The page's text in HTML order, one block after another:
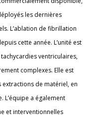
les dernières
L’ablation de fibrillation
cette année. L’unité est
ventriculaires,
complexes. Elle est
de matériel, en
L’équipe a également
et interventionnelles